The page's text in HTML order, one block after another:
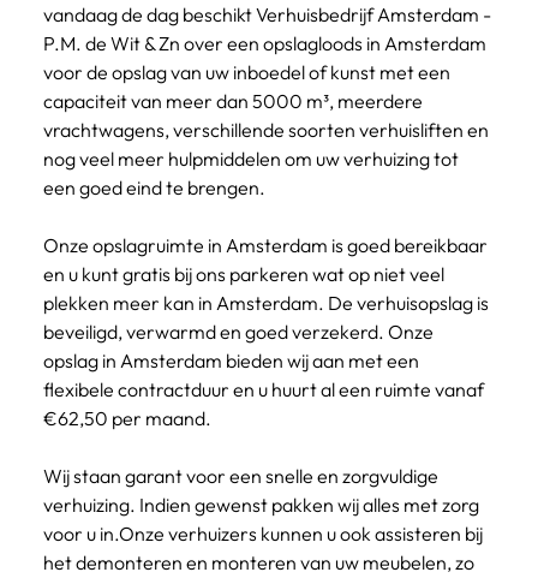
vandaag de dag beschikt Verhuisbedrijf Amsterdam -
P.M. de Wit & Zn over een opslagloods in Amsterdam
voor de opslag van uw inboedel of kunst met een
capaciteit van meer dan 5000 m³, meerdere
vrachtwagens, verschillende soorten verhuisliften en
nog veel meer hulpmiddelen om uw verhuizing tot
een goed eind te brengen. ​
Onze opslagruimte in Amsterdam is goed bereikbaar
en u kunt gratis bij ons parkeren wat op niet veel
plekken meer kan in Amsterdam. De verhuisopslag is
beveiligd, verwarmd en goed verzekerd. Onze
opslag in Amsterdam bieden wij aan met een
flexibele contractduur en u huurt al een ruimte vanaf
€62,50 per maand.
Wij staan garant voor een snelle en zorgvuldige
verhuizing. Indien gewenst pakken wij alles met zorg
voor u in.Onze verhuizers kunnen u ook assisteren bij
het demonteren en monteren van uw meubelen, zo